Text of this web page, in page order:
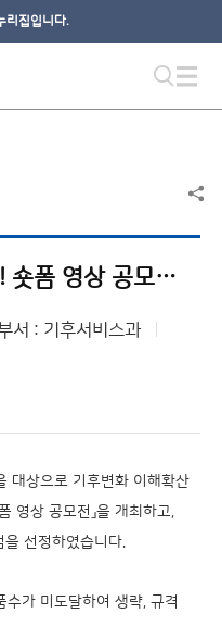
리집입니다.
우리는 기후변화 지킴이! 숏폼 영상 공모전 국민 표절 제보 심사 계획
서 : 기후서비스과
대상으로 기후변화 이해확산
영상 공모전」을 개최하고,
선정하였습니다.
가 미도달하여 생략, 규격